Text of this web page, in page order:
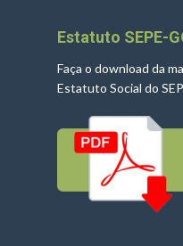
Estatuto SEPE-
Faça o download da
Estatuto Social do